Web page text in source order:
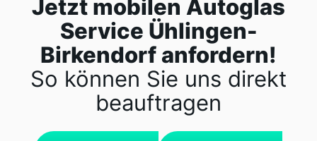
Service Ühlingen-
Birkendorf anfordern!
So können Sie uns direkt
beauftragen